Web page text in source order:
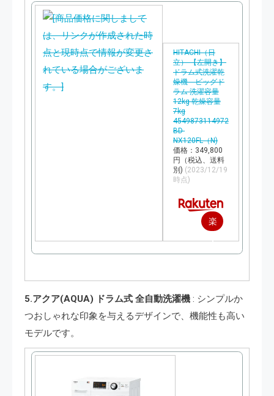
HITACHI（日
立） 【左開き】
ドラム式洗濯乾
燥機 ビッグド
ラム 洗濯容量
12kg 乾燥容量
7kg
4549873114972
BD-
NX120FL（N)
価格：349,800
円（税込、送料
別) (2023/12/19
時点)
楽
天
購
入
5.アクア(AQUA) ドラム式 全自動洗濯機 : シンプルか
つおしゃれな印象を与えるデザインで、機能性も高い
モデルです。